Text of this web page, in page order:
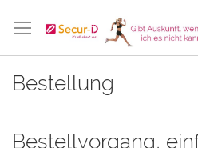
zum
Bestellung
Bestellvorgang,